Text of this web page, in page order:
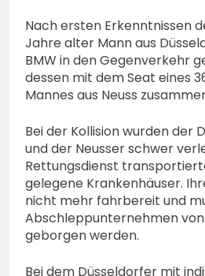
Nach ersten Erkenntnissen
Jahre alter Mann aus
BMW in den Gegenverkehr
dessen mit dem Seat eines
Mannes aus Neuss
Bei der Kollision wurden der
und der Neusser schwer
Rettungsdienst
gelegene Krankenhäuser.
nicht mehr fahrbereit und
Abschleppunternehmen
geborgen werden.
Bei dem Düsseldorfer mit